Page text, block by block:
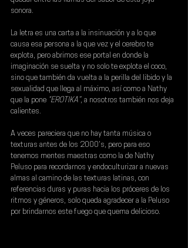
sonora.
La letra es una carta a la insinuación y a lo que
causa esa persona a la que vez y el cerebro te
explota, pero abrimos ese portal en donde la
imaginación se suelta y no solo te explota el coco,
sino que también da vuelta a la perilla del libido y la
sexualidad que llega al máximo, así como a Nathy
que la pone
“EROTIKA” , a nosotros también nos deja
calientes.
A veces pareciera que no hay tanta música o
texturas antes de los 2000’s, pero para eso
tenemos mentes maestras como la de Nathy
Peluso para recordarnos y endoculturizar a nuevas
almas al camino de las texturas latinas, con
referencias duras y puras hacia los próceres de los
ritmos y géneros, solo queda agradecer a la Peluso
por brindarnos este fuego que quema delicioso.